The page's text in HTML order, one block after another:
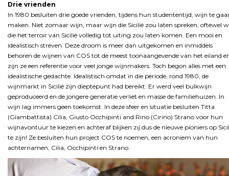
Drie vrienden
In 1980 besluiten drie goede vrienden, tijdens hun studententijd, wijn te
maken. Niet zomaar wijn, maar wijn die Sicilië zou laten spreken, oftewel
die het terroir van Sicilië volledig tot uiting zou laten komen. Een mooi en
idealistisch streven. Deze droom is meer dan uitgekomen en inmiddels
behoren de wijnen van COS tot de meest toonaangevende van het eiland
zijn ze een referentie voor veel jonge wijnmakers. Toch begon alles met een
idealistische gedachte. Idealistisch omdat in die periode, rond 1980, de
wijnmarkt in Sicilië zijn dieptepunt had bereikt. Er werd veel bulkwijn
geproduceerd en de jongere generatie verliet en masse de familiehuizen. In
wijn lag immers geen toekomst. In deze sfeer en situatie besluiten Titta
(Giambattista) Cilia, Giusto Occhipinti and Rino (Cirino) Strano voor hun
wijnavontuur te kiezen en achteraf blijken zij dus de nieuwe pioniers op
te zijn! Ze besluiten hun project COS te noemen, een acroniem van hun
achternamen, Cilia, Occhipinti en Strano.